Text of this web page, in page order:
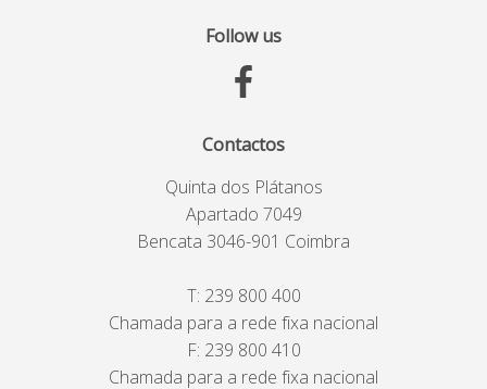
Follow us
Contactos
Quinta dos Plátanos
Apartado 7049
Bencata 3046-901 Coimbra
T: 239 800 400
Chamada para a rede fixa nacional
F: 239 800 410
Chamada para a rede fixa nacional